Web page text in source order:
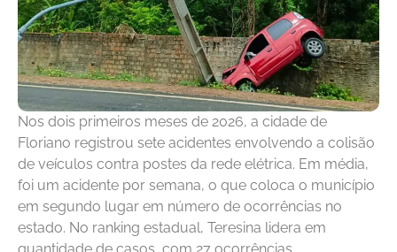
Nos dois primeiros meses de 2026, a cidade de
Floriano registrou sete acidentes envolvendo a colisão
de veículos contra postes da rede elétrica. Em média,
foi um acidente por semana, o que coloca o município
em segundo lugar em número de ocorrências no
estado. No ranking estadual, Teresina lidera em